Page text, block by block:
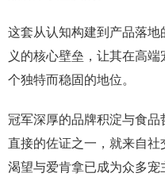
这套从认知构建到产品落
义的核心壁垒，让其在高
个独特而稳固的地位。
冠军深厚的品牌积淀与食
直接的佐证之一，就来自社
渴望与爱肯拿已成为众多